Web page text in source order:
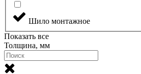
Шило монтажное
Показать все
Толщина, мм